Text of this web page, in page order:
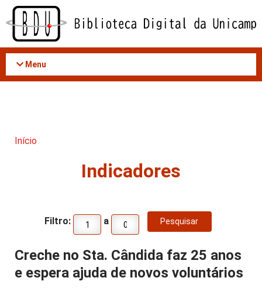
Acessar
conteúdo
Menu
Início
Indicadores
Filtro: a
Creche no Sta. Cândida faz 25 anos
e espera ajuda de novos voluntários